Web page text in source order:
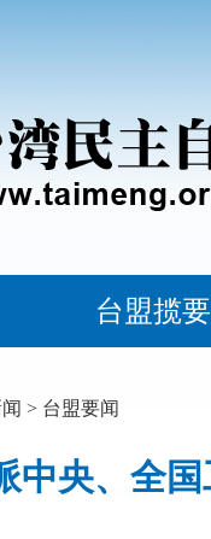
台盟揽要
> 台盟要闻
中央、全